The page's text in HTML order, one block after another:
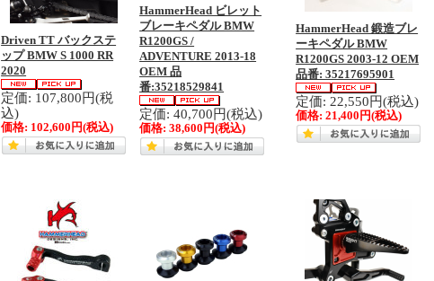
Driven TT バックステ
ップ BMW S 1000 RR
2020
定価: 107,800円(税
込)
価格: 102,600円(税込)
HammerHead ビレット
ブレーキペダル BMW
R1200GS /
ADVENTURE 2013-18
OEM 品
番:35218529841
定価: 40,700円(税込)
価格:38,600円(税込)
HammerHead 鍛造ブレ
ーキペダル BMW
R1200GS 2003-12 OEM
品番: 35217695901
定価: 22,550円(税込)
価格:21,400円(税込)